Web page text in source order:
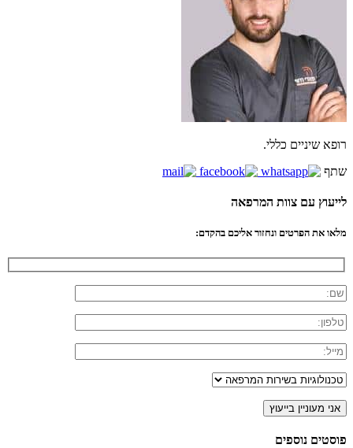
רופא שיניים כללי.
שתף
לייעוץ עם צוות המרפאה
מלאו את הפרטים ונחזור אליכם בהקדם:
פוסטים נוספים